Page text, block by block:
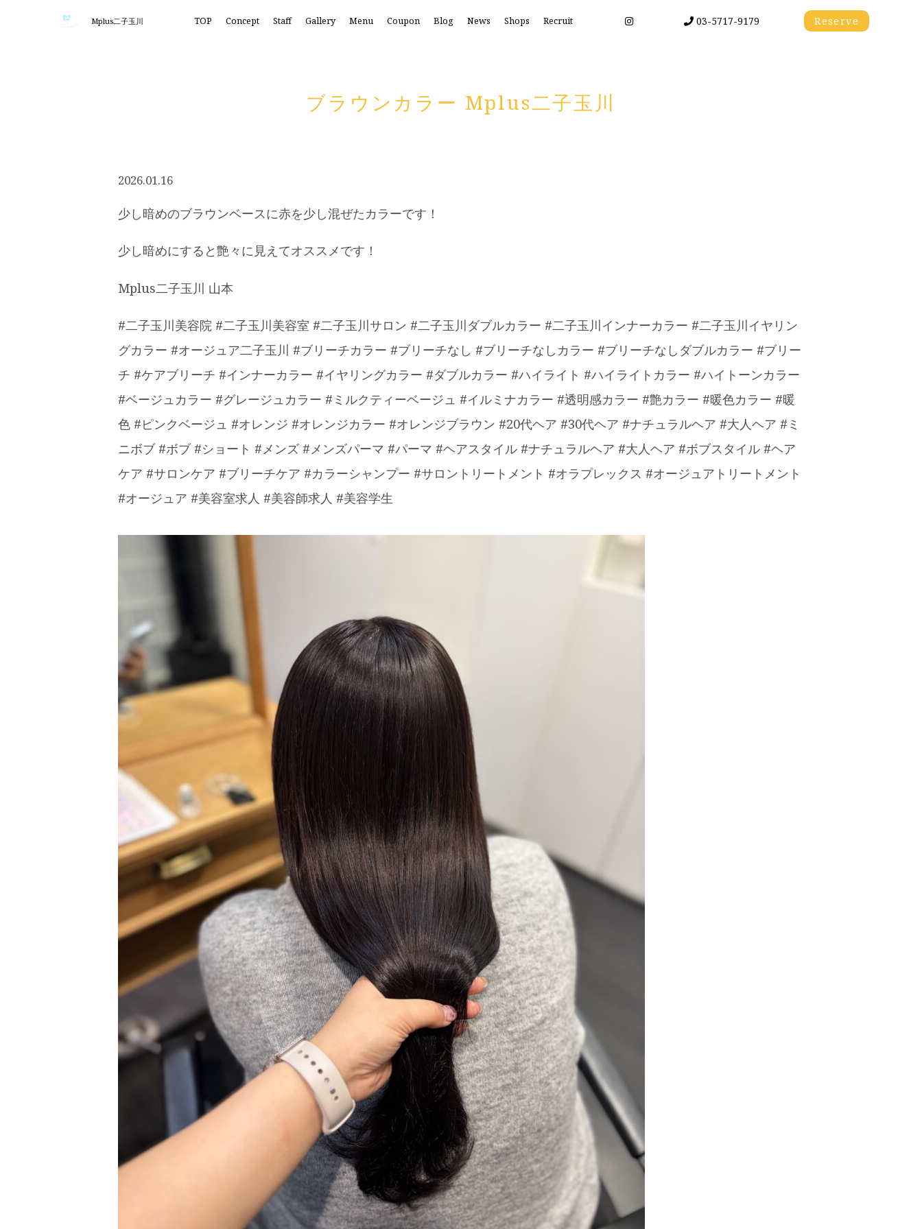
Mplus二子玉川 TOP Concept Staff Gallery Menu Coupon Blog News Shops Recruit 03-5717-9179 Reserve
ブラウンカラー Mplus二子玉川
2026.01.16
少し暗めのブラウンベースに赤を少し混ぜたカラーです！
少し暗めにすると艶々に見えてオススメです！
Mplus二子玉川 山本
#二子玉川美容院 #二子玉川美容室 #二子玉川サロン #二子玉川ダブルカラー #二子玉川インナーカラー #二子玉川イヤリン
グカラー #オージュア二子玉川 #ブリーチカラー #ブリーチなし #ブリーチなしカラー #ブリーチなしダブルカラー #ブリー
チ #ケアブリーチ #インナーカラー #イヤリングカラー #ダブルカラー #ハイライト #ハイライトカラー #ハイトーンカラー
#ベージュカラー #グレージュカラー #ミルクティーベージュ #イルミナカラー #透明感カラー #艶カラー #暖色カラー #暖
色 #ピンクベージュ #オレンジ #オレンジカラー #オレンジブラウン #20代ヘア #30代ヘア #ナチュラルヘア #大人ヘア #ミ
ニボブ #ボブ #ショート #メンズ #メンズパーマ #パーマ #ヘアスタイル #ナチュラルヘア #大人ヘア #ボブスタイル #ヘア
ケア #サロンケア #ブリーチケア #カラーシャンプー #サロントリートメント #オラプレックス #オージュアトリートメント
#オージュア #美容室求人 #美容師求人 #美容学生